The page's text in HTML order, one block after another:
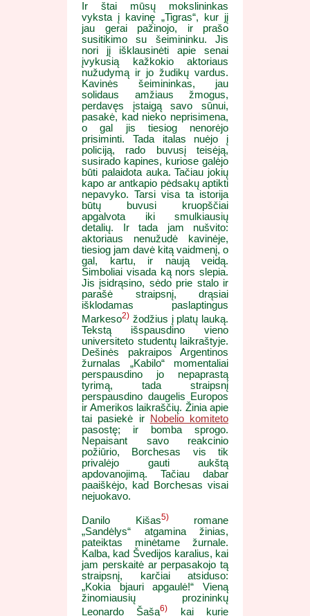
Ir štai mūsų mokslininkas
vyksta į kavinę „Tigras“, kur jį
jau gerai pažinojo, ir prašo
susitikimo su šeimininku. Jis
nori jį išklausinėti apie senai
įvykusią kažkokio aktoriaus
nužudymą ir jo žudikų vardus.
Kavinės šeimininkas, jau
solidaus amžiaus žmogus,
perdavęs įstaigą savo sūnui,
pasakė, kad nieko neprisimena,
o gal jis tiesiog nenorėjo
prisiminti. Tada italas nuėjo į
policiją, rado buvusį teisėją,
susirado kapines, kuriose galėjo
būti palaidota auka. Tačiau jokių
kapo ar antkapio pėdsakų aptikti
nepavyko. Tarsi visa ta istorija
būtų buvusi kruopščiai
apgalvota iki smulkiausių
detalių. Ir tada jam nušvito:
aktoriaus nenužudė kavinėje,
tiesiog jam davė kitą vaidmenį, o
gal, kartu, ir naują veidą.
Simboliai visada ką nors slepia.
Jis įsidrąsino, sėdo prie stalo ir
parašė straipsnį, drąsiai
išklodamas paslaptingus
Markeso2) žodžius į platų lauką.
Tekstą išspausdino vieno
universiteto studentų laikraštyje.
Dešinės pakraipos Argentinos
žurnalas „Kabilo“ momentaliai
perspausdino jo nepaprastą
tyrimą, tada straipsnį
perspausdino daugelis Europos
ir Amerikos laikraščių. Žinia apie
tai pasiekė ir
Nobelio komiteto
pasostę; ir bomba sprogo.
Nepaisant savo reakcinio
požiūrio, Borchesas vis tik
privalėjo gauti aukštą
apdovanojimą. Tačiau dabar
paaiškėjo, kad Borchesas visai
nejuokavo.
Danilo Kišas5)romane
„Sandėlys“ atgamina žinias,
pateiktas minėtame žurnale.
Kalba, kad Švedijos karalius, kai
jam perskaitė ar perpasakojo tą
straipsnį, karčiai atsiduso:
„Kokia bjauri apgaulė!“ Vieną
žinomiausių prozininkų
Leonardo Šašą6) kai kurie